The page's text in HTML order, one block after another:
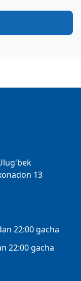
13
22:00 gacha
22:00 gacha